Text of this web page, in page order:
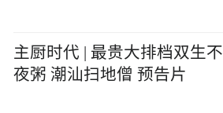
主厨时代 | 最贵大排档双生不
夜粥 潮汕扫地僧 预告片